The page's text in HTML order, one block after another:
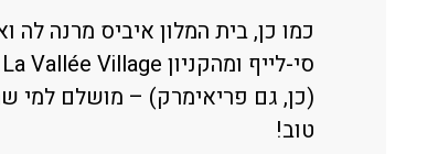
(כן, גם פריאימרק) – מושלם למי
טוב!